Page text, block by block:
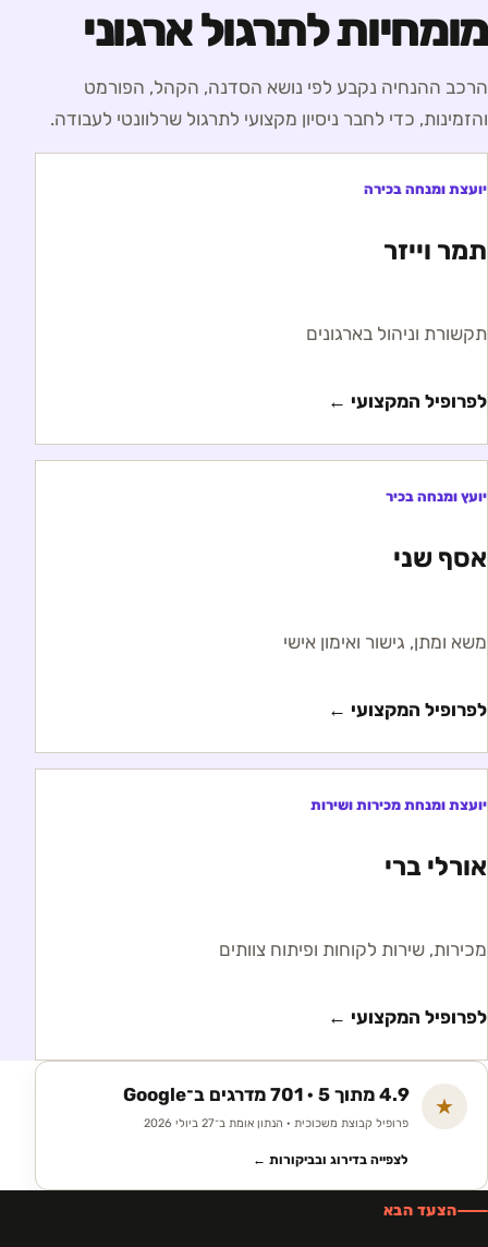
מומחיות לתרגול ארגוני
הרכב ההנחיה נקבע לפי נושא הסדנה, הקהל, הפורמט
והזמינות, כדי לחבר ניסיון מקצועי לתרגול שרלוונטי לעבודה.
יועצת ומנחה בכירה
תמר וייזר
תקשורת וניהול בארגונים
לפרופיל המקצועי ←
יועץ ומנחה בכיר
אסף שני
משא ומתן, גישור ואימון אישי
לפרופיל המקצועי ←
יועצת ומנחת מכירות ושירות
אורלי ברי
מכירות, שירות לקוחות ופיתוח צוותים
לפרופיל המקצועי ←
★ 4.9 מתוך 5 · 701 מדרגים ב־Google
פרופיל קבוצת משכוכית · הנתון אומת ב־27 ביולי 2026
לצפייה בדירוג ובביקורות ←
הצעד הבא